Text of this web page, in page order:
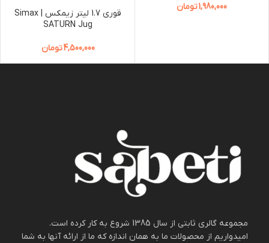
1,980,000تومان
قوری 1.7 لیتر زیمکس | Simax
SATURN Jug
4,500,000تومان
مجموعه گالری ثابتی از سال 1385 شروع به کار کرده است.
امیدواریم از محصولات ما به همان اندازه که ما از ارائه آنها به شما